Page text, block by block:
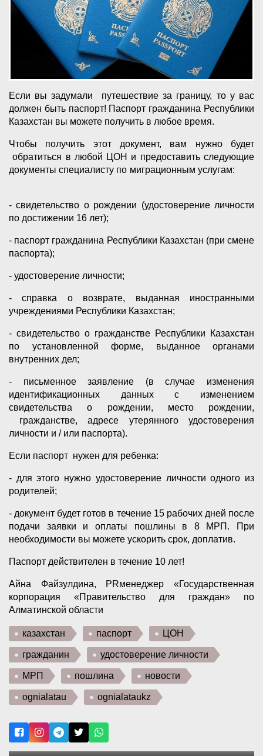
Если вы задумали путешествие за границу, то у вас
должен быть паспорт! Паспорт гражданина Республики
Казахстан вы можете получить в любое время.
Чтобы получить этот документ, вам нужно будет
обратиться в любой ЦОН и предоставить следующие
документы специалисту по миграционным услугам:
- свидетельство о рождении (удостоверение личности
по достижении 16 лет);
- паспорт гражданина Республики Казахстан (при смене
паспорта);
- удостоверение личности;
- справка о возврате, выданная иностранными
учреждениями Республики Казахстан;
- свидетельство о гражданстве Республики Казахстан
по установленной форме, выданное органами
внутренних дел;
- письменное заявление (в случае изменения
идентификационных данных с изменением
свидетельства о рождении, место рождении,
гражданстве, адресе утерянного удостоверения
личности и / или паспорта).
Если паспорт нужен для ребенка:
- для этого нужно удостоверение личности одного из
родителей;
- документ будет готов в течение 15 рабочих дней после
подачи заявки и оплаты пошлины в 8 МРП. При
необходимости вы можете ускорить срок, доплатив.
Паспорт действителен в течение 10 лет!
Айна Файзулдина, PRменеджер «Государственная
корпорация «Правительство для граждан» по
Алматинской области
казахстан паспорт ЦОН
гражданин удостоверение личности
МРП пошлина новости
ognialatau ognialataukz